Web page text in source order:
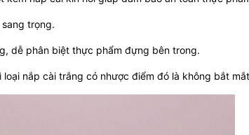
trọng.
dễ phân biệt thực phẩm đựng bên trong.
nắp cài trắng có nhược điểm đó là không bắt